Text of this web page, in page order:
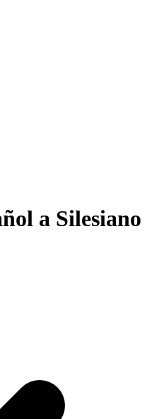
a Silesiano